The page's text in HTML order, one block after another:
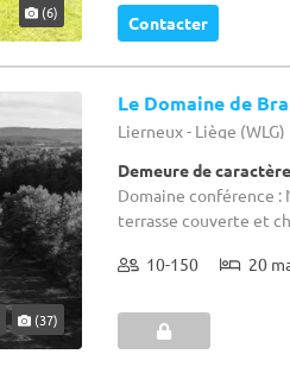
(6) Contacter
(37)
Le Domaine de Bra
Lierneux - Liège (WLG)
Demeure de
Domaine conférence :
terrasse couverte et
10-150 20